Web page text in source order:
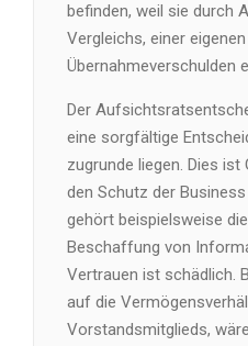
befinden, weil sie durch
Vergleichs, einer
Übernahmeverschulden
Der
eine sorgfältige
zugrunde liegen. Dies
den Schutz der
gehört beispielsweise
Beschaffung von
Vertrauen ist schädlich.
auf die
Vorstandsmitglieds,